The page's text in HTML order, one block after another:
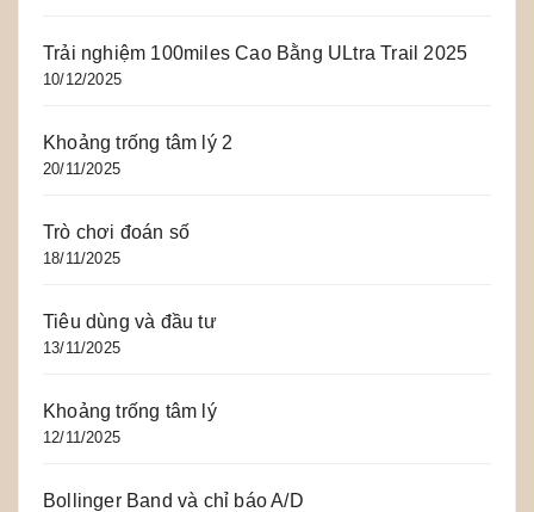
Trải nghiệm 100miles Cao Bằng ULtra Trail 2025
10/12/2025
Khoảng trống tâm lý 2
20/11/2025
Trò chơi đoán số
18/11/2025
Tiêu dùng và đầu tư
13/11/2025
Khoảng trống tâm lý
12/11/2025
Bollinger Band và chỉ báo A/D